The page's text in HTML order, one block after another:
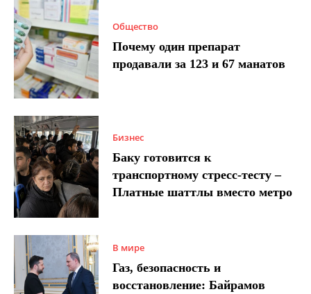
Общество
Почему один препарат
продавали за 123 и 67 манатов
Бизнес
Баку готовится к
транспортному стресс-тесту –
Платные шаттлы вместо метро
В мире
Газ, безопасность и
восстановление: Байрамов